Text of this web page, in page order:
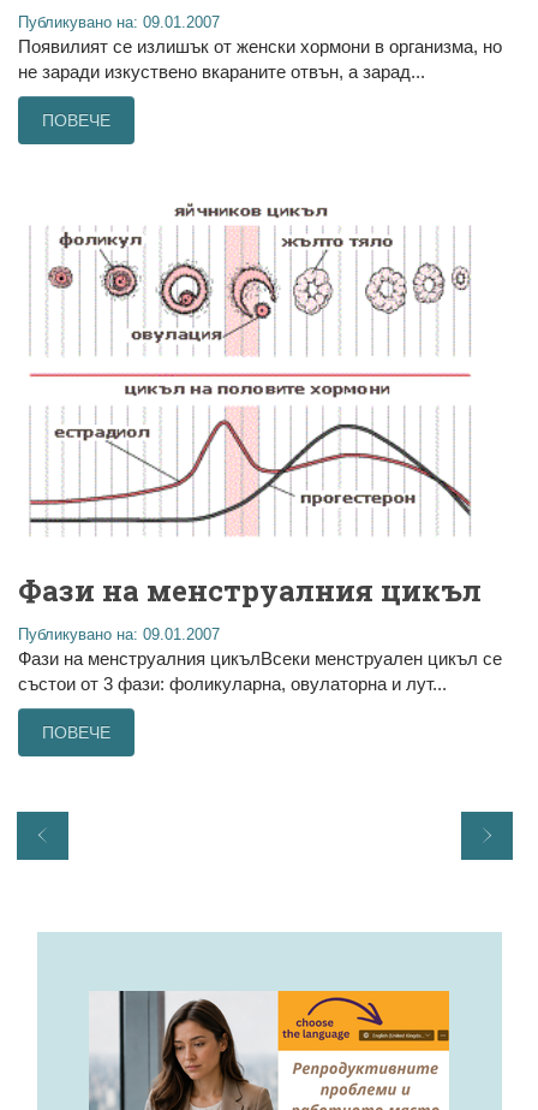
Публикувано на: 09.01.2007
Появилият се излишък от женски хормони в организма, но
не заради изкуствено вкараните отвън, а зарад...
ПОВЕЧЕ
Фази на менструалния цикъл
Публикувано на: 09.01.2007
Фази на менструалния цикълВсеки менструален цикъл се
състои от 3 фази: фоликуларна, овулаторна и лут...
ПОВЕЧЕ